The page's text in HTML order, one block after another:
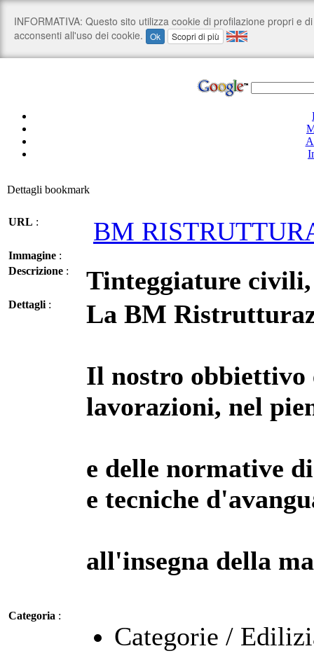
Dettagli bookmark
URL : BM
Immagine :
Descrizione : Tinteggiature
Dettagli : La BM
Il nostro obbiettivo
lavorazioni, nel
e delle normative
e tecniche
all'insegna della
Categoria :
Categorie /